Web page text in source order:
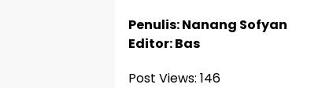
Penulis: Nanang Sofyan
Editor: Bas
Post Views: 146